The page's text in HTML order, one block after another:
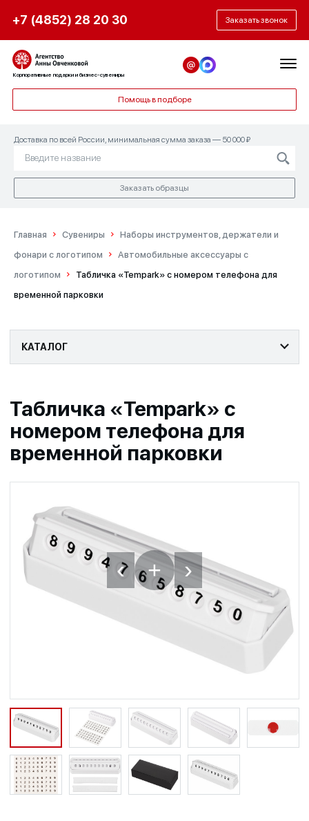
+7 (4852) 28 20 30 Заказать звонок
Корпоративные подарки и бизнес-сувениры
Помощь в подборе
Доставка по всей России, минимальная сумма заказа — 50 000 ₽
Заказать образцы
Главная Сувениры
Наборы инструментов, держатели и
фонари с логотипом
Автомобильные аксессуары с
логотипом
Табличка «Tempark» с номером телефона для
временной парковки
КАТАЛОГ
Табличка «Tempark» с
номером телефона для
временной парковки
‹ + ›